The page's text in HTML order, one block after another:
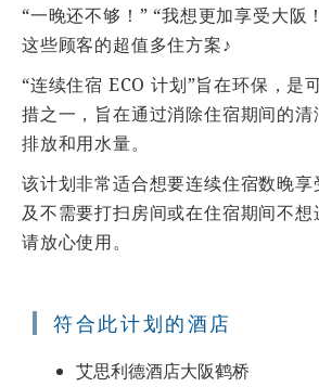
“一晚还不够！” “我想更加享受大阪
这些顾客的超值多住方案♪
“连续住宿 ECO 计划”旨在环保，是
措之一，旨在通过消除住宿期间的
排放和用水量。
该计划非常适合想要连续住宿数晚
及不需要打扫房间或在住宿期间不想
请放心使用。
符合此计划的酒店
艾思利德酒店大阪鹤桥